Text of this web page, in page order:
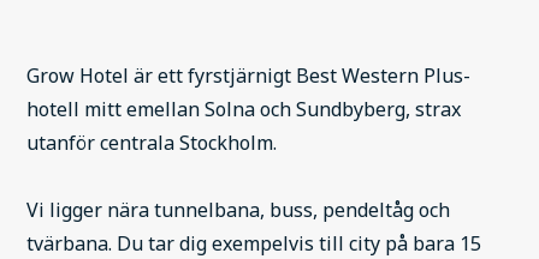
Grow Hotel är ett fyrstjärnigt Best Western Plus-
hotell mitt emellan Solna och Sundbyberg, strax
utanför centrala Stockholm.
Vi ligger nära tunnelbana, buss, pendeltåg och
tvärbana. Du tar dig exempelvis till city på bara 15